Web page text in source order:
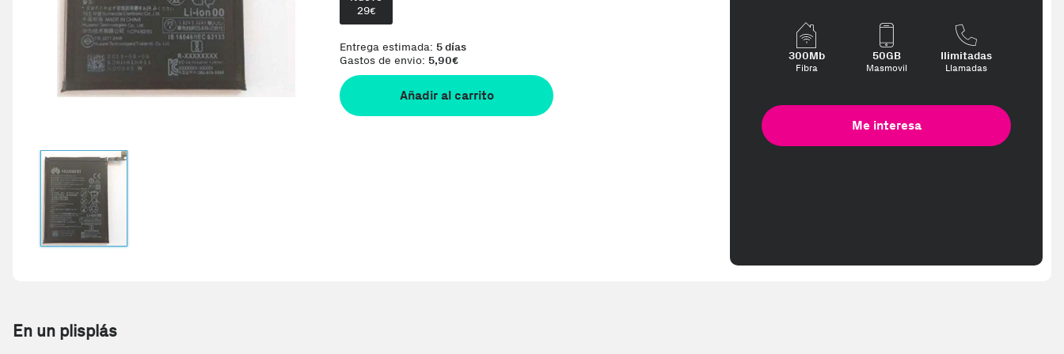
29€
Entrega estimada: 5 días
Gastos de envio: 5,90€
Añadir al carrito
300Mb
Fibra
50GB
Masmovil
Ilimitadas
Llamadas
Me interesa
En un plisplás